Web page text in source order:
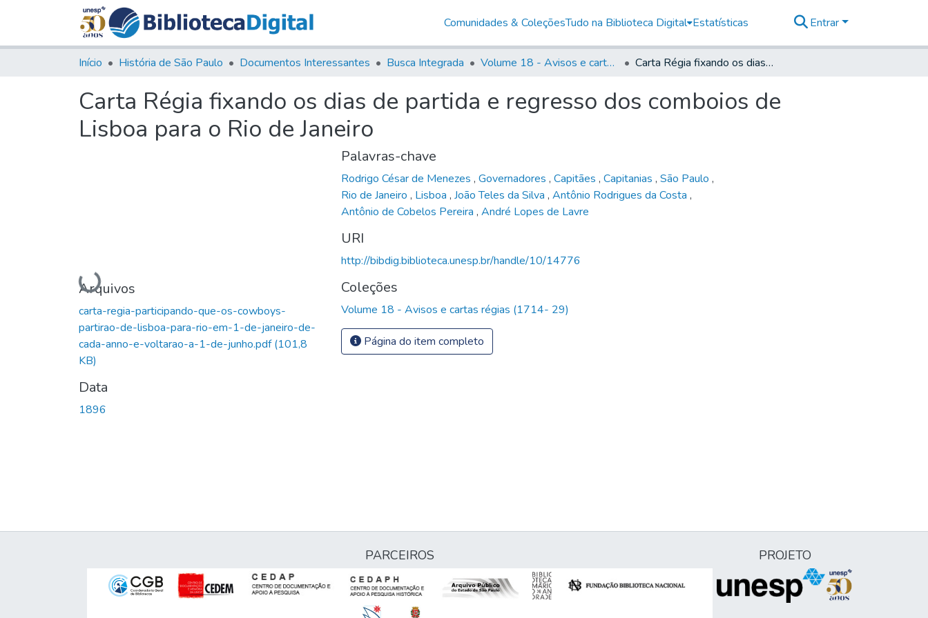
Comunidades & ColeçõesTudo na Biblioteca Digital Estatísticas Entrar
Início História de São Paulo Documentos Interessantes Busca Integrada Volume 18 - Avisos e cartas régias (1714- 29) Carta Régia fixando os dias de partida e regresso dos comboios de Lisboa para o Rio de Janeiro
Carta Régia fixando os dias de partida e regresso dos comboios de
Lisboa para o Rio de Janeiro
Carregando...
Arquivos
carta-regia-participando-que-os-cowboys-
partirao-de-lisboa-para-rio-em-1-de-janeiro-de-
cada-anno-e-voltarao-a-1-de-junho.pdf(101,8
KB)
Data
1896
Palavras-chave
Rodrigo César de Menezes , Governadores , Capitães , Capitanias , São Paulo ,
Rio de Janeiro , Lisboa , João Teles da Silva , Antônio Rodrigues da Costa ,
Antônio de Cobelos Pereira , André Lopes de Lavre
URI
http://bibdig.biblioteca.unesp.br/handle/10/14776
Coleções
Volume 18 - Avisos e cartas régias (1714- 29)
Página do item completo
PARCEIROS PROJETO